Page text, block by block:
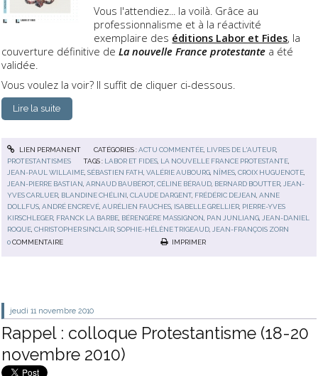
Vous l'attendiez... la voilà. Grâce au
professionnalisme et à la réactivité
exemplaire des éditions Labor et Fides, la
couverture définitive de La nouvelle France protestante a été
validée.
Vous voulez la voir? Il suffit de cliquer ci-dessous.
Lire la suite
LIEN PERMANENT CATÉGORIES :ACTU COMMENTÉE, LIVRES DE L'AUTEUR,
PROTESTANTISMES
TAGS : LABOR ET FIDES LA NOUVELLE FRANCE PROTESTANTE
JEAN-PAUL WILLAIME ,SÉBASTIEN FATH ,VALÉRIE AUBOURG NÎMES ,CROIX HUGUENOTE
JEAN-PIERRE BASTIAN ,ARNAUD BAUBÉROT,CÉLINE BÉRAUD BERNARD BOUTTER
JEAN-
YVES CARLUER BLANDINE CHÉLINI ,CLAUDE DARGENT, FRÉDÉRIC DEJEAN ,ANNE
DOLLFUS ,ANDRÉ ENCREVÉ ,AURÉLIEN FAUCHES ISABELLE GRELLIER PIERRE-YVES
KIRSCHLEGER FRANCK LA BARBE BÉRENGÈRE MASSIGNON PAN JUNLIANG
JEAN-DANIEL
ROQUE ,CHRISTOPHER SINCLAIR ,SOPHIE-HÉLÈNE TRIGEAUD
JEAN-FRANÇOIS ZORN
0COMMENTAIRE IMPRIMER
jeudi 11 novembre 2010
Rappel : colloque Protestantisme (18-20
novembre 2010)